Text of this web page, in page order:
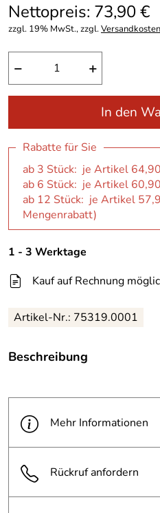
Nettopreis: 73,90 €
zzgl. 19% MwSt., zzgl.Versandkosten
− +
In den
Rabatte für Sie
ab 3 Stück: je Artikel
ab 6 Stück: je Artikel
ab 12 Stück: je Artikel
Mengenrabatt)
1 - 3 Werktage
Kauf auf Rechnung
Artikel-Nr.: 75319.0001
Beschreibung
· aus 70% Viskose / 30%
· sehr weich und saugfähig
· lösungsmittelbeständig
· zur feuchten und trockenen
auswringen
Mehr Informationen
Rückruf anfordern